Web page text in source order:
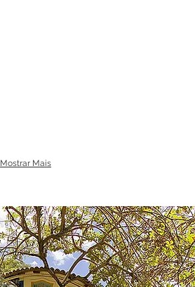
Mostrar Mais